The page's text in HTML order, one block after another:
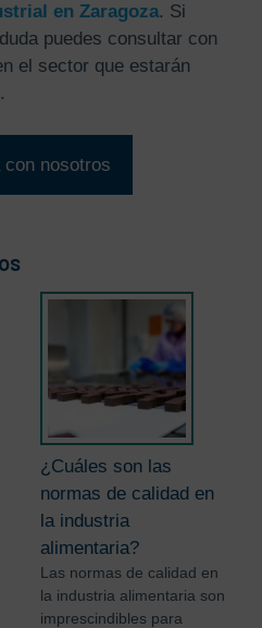
en Zaragoza. Si
puedes consultar con
el sector que estarán
con nosotros
¿Cuáles son las
normas de calidad en
la industria
alimentaria?
Las normas de calidad en
la industria alimentaria son
imprescindibles para